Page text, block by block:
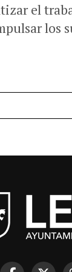
el
los